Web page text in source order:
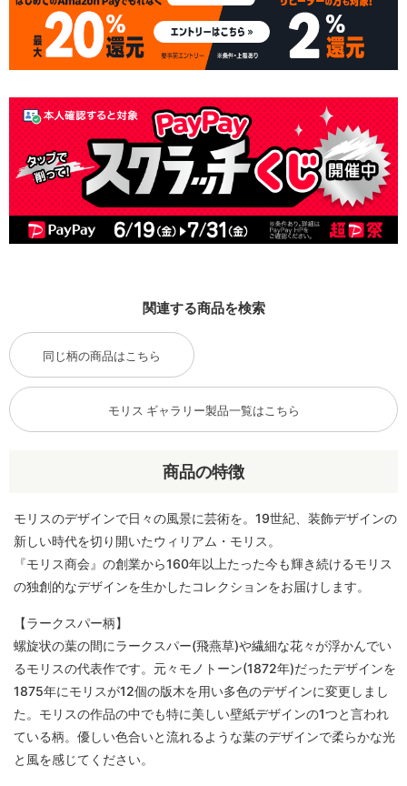
商品の特徴
モリスのデザインで日々の風景に芸術を。19世紀、装飾デザインの
新しい時代を切り開いたウィリアム・モリス。
『モリス商会』の創業から160年以上たった今も輝き続けるモリス
の独創的なデザインを生かしたコレクションをお届けします。
【ラークスパー柄】
螺旋状の葉の間にラークスパー(飛燕草)や繊細な花々が浮かんでい
るモリスの代表作です。元々モノトーン(1872年)だったデザインを
1875年にモリスが12個の版木を用い多色のデザインに変更しまし
た。モリスの作品の中でも特に美しい壁紙デザインの1つと言われ
ている柄。優しい色合いと流れるような葉のデザインで柔らかな光
と風を感じてください。
関連する商品を検索
同じ柄の商品はこちら
モリス ギャラリー製品一覧はこちら